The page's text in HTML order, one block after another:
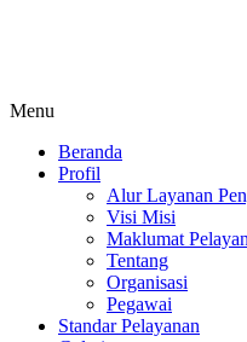
Menu
Beranda
Profil
Alur Layanan
Visi Misi
Maklumat
Tentang
Organisasi
Pegawai
Standar Pelayanan